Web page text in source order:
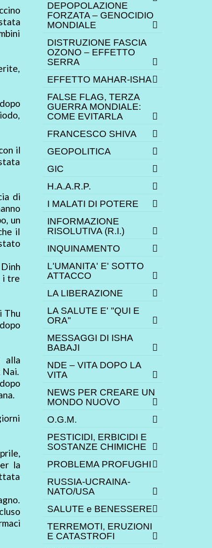
il
di
un
il
i tre
Thu
alla
Nai.
la
DEPOPOLAZIONE
FORZATA – GENOCIDIO
MONDIALE
DISTRUZIONE FASCIA
OZONO – EFFETTO
SERRA
EFFETTO MAHAR-ISHA
FALSE FLAG, TERZA
GUERRA MONDIALE:
COME EVITARLA
FRANCESCO SHIVA
GEOPOLITICA
GIC
H.A.A.R.P.
I MALATI DI POTERE
INFORMAZIONE
RISOLUTIVA (R.I.)
INQUINAMENTO
L'UMANITA' E' SOTTO
ATTACCO
LA LIBERAZIONE
LA SALUTE E' "QUI E
ORA"
MESSAGGI DI ISHA
BABAJI
NDE – VITA DOPO LA
VITA
NEWS PER CREARE UN
MONDO NUOVO
O.G.M.
PESTICIDI, ERBICIDI E
SOSTANZE CHIMICHE
PROBLEMA PROFUGHI
RUSSIA-UCRAINA-
NATO/USA
SALUTE e BENESSERE
TERREMOTI, ERUZIONI
E CATASTROFI